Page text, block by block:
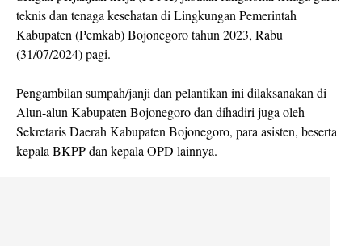
teknis dan tenaga kesehatan di Lingkungan Pemerintah
Kabupaten (Pemkab) Bojonegoro tahun 2023, Rabu
(31/07/2024) pagi.
Pengambilan sumpah/janji dan pelantikan ini dilaksanakan di
Alun-alun Kabupaten Bojonegoro dan dihadiri juga oleh
Sekretaris Daerah Kabupaten Bojonegoro, para asisten, beserta
kepala BKPP dan kepala OPD lainnya.